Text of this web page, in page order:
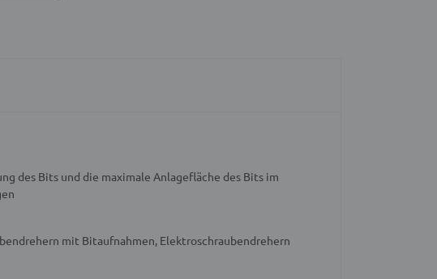
des Bits und die maximale Anlagefläche des Bits im
mit Bitaufnahmen, Elektroschraubendrehern